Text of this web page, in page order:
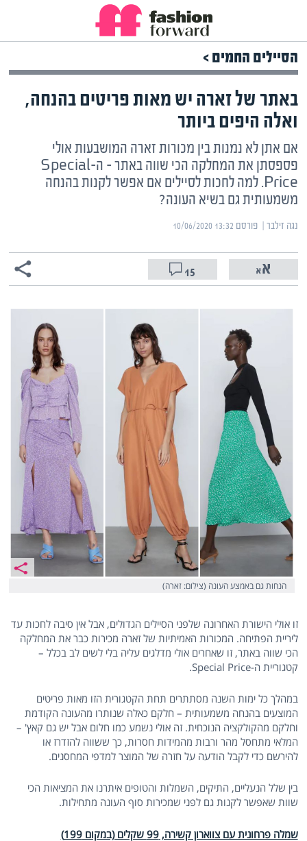
הסיילים החמים >
באתר של זארה יש מאות פריטים בהנחה,
ואלה היפים ביותר
אם אתן לא נמנות בין מכורות זארה המושבעות אולי
פספסתן את המחלקה הכי שווה באתר – ה-Special
Price. למה לחכות לסיילים אם אפשר לקנות בהנחה
משמעותית גם בשיא העונה?
נגה זילבר | ‏פורסם ‎10/06/2020 13:32
15
הנחות גם באמצע העונה (צילום: זארה)
זו אולי הישורת האחרונה שלפני הסיילים הגדולים, אבל אין סיבה לחכות עד
ליריית הפתיחה. המכורות האמיתיות של זארה מכירות כבר את המחלקה
הכי שווה באתר, זו שאחרים אולי מדלגים עליה בלי לשים לב בכלל –
קטגוריית ה-Special Price.
במהלך כל ימות השנה מסתתרים תחת הקטגורית הזו מאות פריטים
המוצעים בהנחה משמעותית – חלקם כאלה שנותרו מהעונה הקודמת
וחלקם מהקולקציה הנוכחית. זה אולי נשמע כמו חלום אבל יש גם קאץ' –
המלאי מתחסל מהר ורבות מהמידות חסרות, כך ששווה להזדרז או
להירשם כדי לקבל הודעה על חזרה של המוצר למדפי המחסנים.
בין שלל הנעליים, התיקים, השמלות והטופים איתרנו את המציאות הכי
שוות שאפשר לקנות גם לפני שמכירות סוף העונה מתחילות.
שמלה פרחונית עם צווארון קשירה, 99 שקלים (במקום 199)